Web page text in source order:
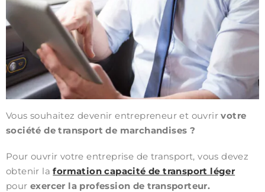
Vous souhaitez devenir entrepreneur et ouvrirvotre
société de transport de marchandises ?
Pour ouvrir votre entreprise de transport, vous devez
obtenir laformation capacité de transport léger
pour exercer la profession de transporteur.